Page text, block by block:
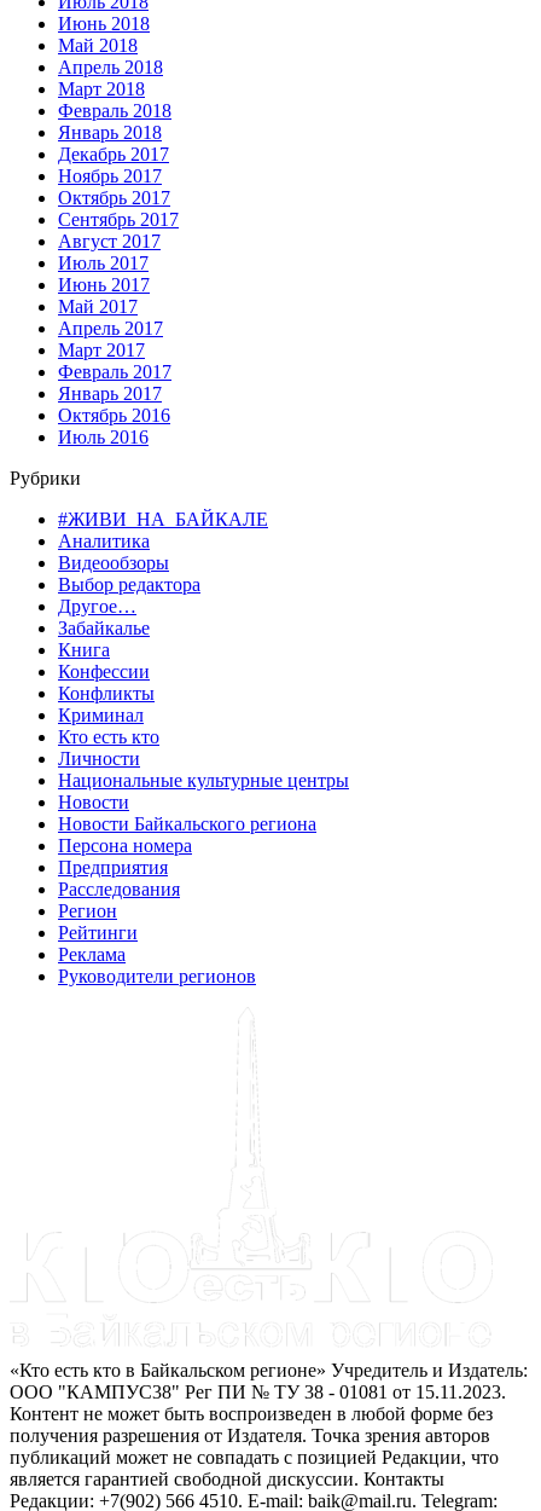
Июнь 2018
Май 2018
Апрель 2018
Март 2018
Февраль 2018
Январь 2018
Декабрь 2017
Ноябрь 2017
Октябрь 2017
Сентябрь 2017
Август 2017
Июль 2017
Июнь 2017
Май 2017
Апрель 2017
Март 2017
Февраль 2017
Январь 2017
Октябрь 2016
Июль 2016
Рубрики
#ЖИВИ_НА_БАЙКАЛЕ
Аналитика
Видеообзоры
Выбор редактора
Другое…
Забайкалье
Книга
Конфессии
Конфликты
Криминал
Кто есть кто
Личности
Национальные культурные центры
Новости
Новости Байкальского региона
Персона номера
Предприятия
Расследования
Регион
Рейтинги
Реклама
Руководители регионов
«Кто есть кто в Байкальском регионе» Учредитель и Издатель:
ООО "КАМПУС38" Рег ПИ № ТУ 38 - 01081 от 15.11.2023.
Контент не может быть воспроизведен в любой форме без
получения разрешения от Издателя. Точка зрения авторов
публикаций может не совпадать с позицией Редакции, что
является гарантией свободной дискуссии. Контакты
Редакции: +7(902) 566 4510. E-mail: baik@mail.ru. Telegram: